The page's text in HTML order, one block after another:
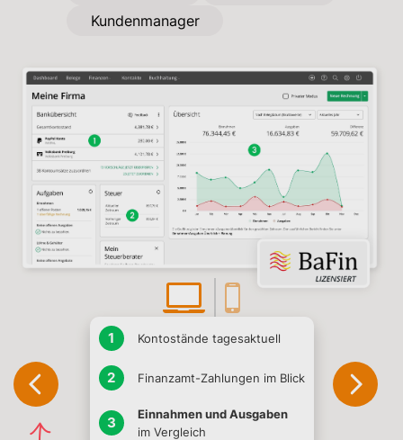
Kundenmanager
Kontostände tagesaktuell
Finanzamt-Zahlungen im Blick
Einnahmen und Ausgaben
im Vergleich